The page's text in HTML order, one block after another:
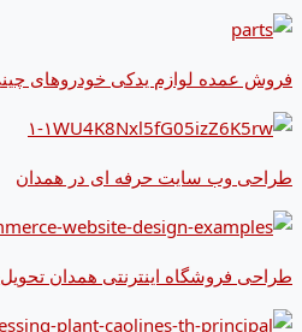
فروش عمده لوازم یدکی خودروهای
طراحی وب سایت حرفه ای در همدان
طراحی فروشگاه اینترنتی همدان تحویل-